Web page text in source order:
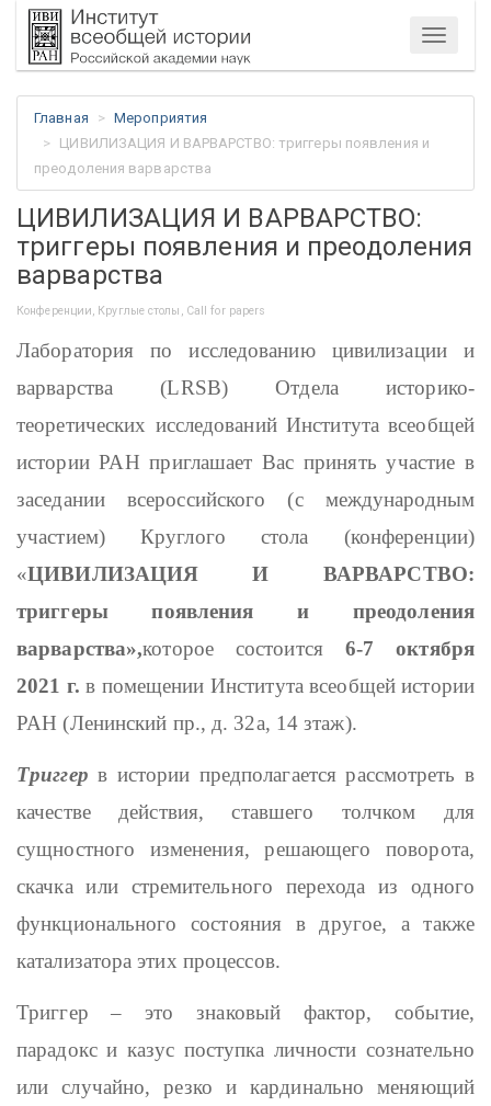
Меню
Главная
Мероприятия
ЦИВИЛИЗАЦИЯ И ВАРВАРСТВО: триггеры появления и
преодоления варварства
ЦИВИЛИЗАЦИЯ И ВАРВАРСТВО:
триггеры появления и преодоления
варварства
Конференции, Круглые столы, Call for papers
Лаборатория по исследованию цивилизации и
варварства (LRSB) Отдела историко-
теоретических исследований Института всеобщей
истории РАН приглашает Вас принять участие в
заседании всероссийского (с международным
участием) Круглого стола (конференции)
«ЦИВИЛИЗАЦИЯ И ВАРВАРСТВО:
триггеры появления и преодоления
варварства»,которое состоится 6-7
октября
2021 г.в помещении Института всеобщей истории
РАН (Ленинский пр., д. 32а, 14 зтаж).
Триггер в истории предполагается рассмотреть в
качестве действия, ставшего толчком для
сущностного изменения, решающего поворота,
скачка или стремительного перехода из одного
функционального состояния в другое, а также
катализатора этих процессов.
Триггер – это знаковый фактор, событие,
парадокс и казус поступка личности сознательно
или случайно, резко и кардинально меняющий